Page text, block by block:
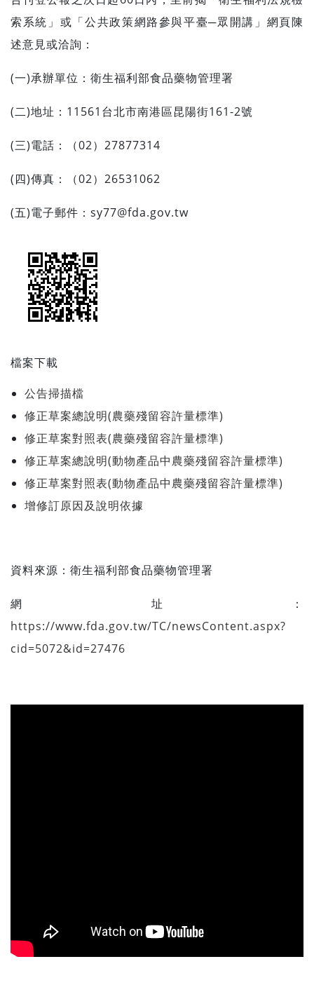
索系統」或「公共政策網路參與平臺─眾開講」網頁陳
述意見或洽詢：
(一)承辦單位：衛生福利部食品藥物管理署
(二)地址：11561台北市南港區昆陽街161-2號
(三)電話：（02）27877314
(四)傳真：（02）26531062
(五)電子郵件： sy77@fda.gov.tw
檔案下載
公告掃描檔
修正草案總說明(農藥殘留容許量標準)
修正草案對照表(農藥殘留容許量標準)
修正草案總說明(動物產品中農藥殘留容許量標準)
修正草案對照表(動物產品中農藥殘留容許量標準)
增修訂原因及說明依據
資料來源： 衛生福利部食品藥物管理署
網址：
https://www.fda.gov.tw/TC/newsContent.aspx?
cid=5072&id=27476